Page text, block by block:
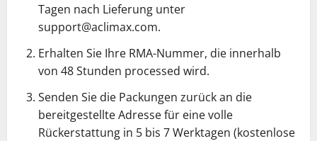
Tagen nach Lieferung unter
support@aclimax.com.
Erhalten Sie Ihre RMA-Nummer, die innerhalb
von 48 Stunden processed wird.
Senden Sie die Packungen zurück an die
bereitgestellte Adresse für eine volle
Rückerstattung in 5 bis 7 Werktagen (kostenlose